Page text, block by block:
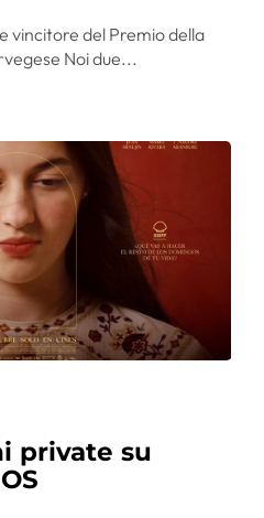
vincitore del Premio della
Noi due...
private su